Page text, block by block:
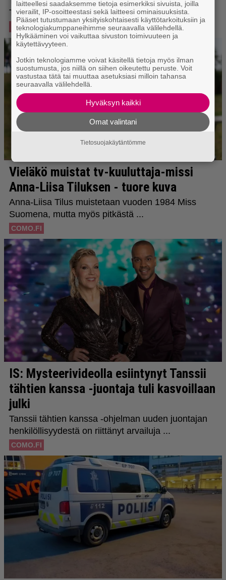
laitteellesi saadaksemme tietoja esimerkiksi sivuista, joilla
vierailit, IP-osoitteestasi sekä laitteesi ominaisuuksista.
Pääset tutustumaan yksityiskohtaisesti käyttötarkoituksiin ja
teknologiakumppaneihimme seuraavalla välilehdellä.
Hylkääminen voi vaikuttaa sivuston toimivuuteen ja
käytettävyyteen.
Jotkin teknologiamme voivat käsitellä tietoja myös ilman
suostumusta, jos niillä on siihen oikeutettu peruste. Voit
vastustaa tätä tai muuttaa asetuksiasi milloin tahansa
seuraavalla välilehdellä.
Hyväksyn kaikki
Omat valintani
Tietosuojakäytäntömme